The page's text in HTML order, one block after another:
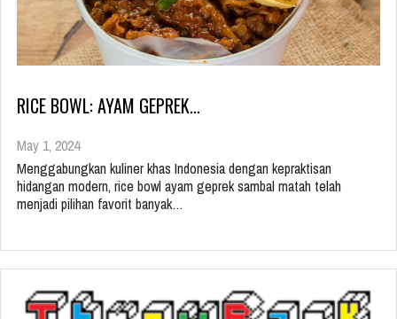
RICE BOWL: AYAM GEPREK…
May 1, 2024
Menggabungkan kuliner khas Indonesia dengan kepraktisan
hidangan modern, rice bowl ayam geprek sambal matah telah
menjadi pilihan favorit banyak…